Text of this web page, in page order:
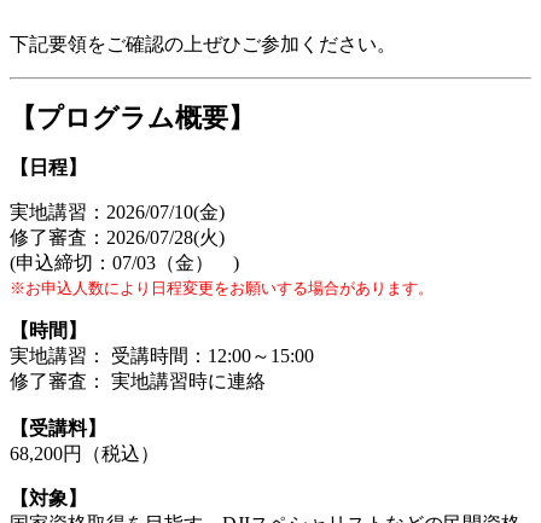
下記要領をご確認の上ぜひご参加ください。
【プログラム概要】
【日程】
実地講習：2026/07/10(金)
修了審査：2026/07/28(火)
(申込締切：07/03（金） )
※お申込人数により日程変更をお願いする場合があります。
【時間】
実地講習： 受講時間：12:00～15:00
修了審査： 実地講習時に連絡
【受講料】
68,200円（税込）
【対象】